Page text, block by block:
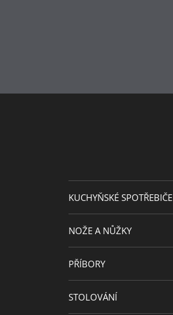
KUCHYŇSKÉ SPOTŘEBIČE
NOŽE A NŮŽKY
PŘÍBORY
STOLOVÁNÍ